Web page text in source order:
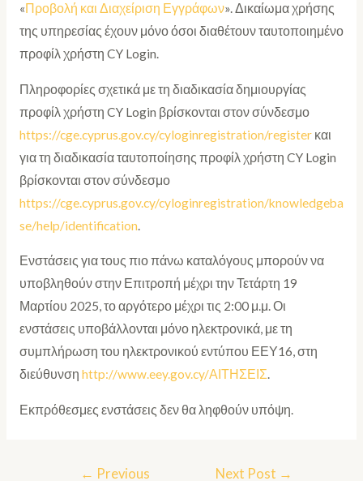
«Προβολή και Διαχείριση Εγγράφων». Δικαίωμα χρήσης
της υπηρεσίας έχουν μόνο όσοι διαθέτουν ταυτοποιημένο
προφίλ χρήστη CY Login.
Πληροφορίες σχετικά με τη διαδικασία δημιουργίας
προφίλ χρήστη CY Login βρίσκονται στον σύνδεσμο
https://cge.cyprus.gov.cy/cyloginregistration/registerκαι
για τη διαδικασία ταυτοποίησης προφίλ χρήστη CY Login
βρίσκονται στον σύνδεσμο
https://cge.cyprus.gov.cy/cyloginregistration/knowledgeba
se/help/identification.
Ενστάσεις για τους πιο πάνω καταλόγους μπορούν να
υποβληθούν στην Επιτροπή μέχρι την Τετάρτη 19
Μαρτίου 2025, το αργότερο μέχρι τις 2:00 μ.μ. Οι
ενστάσεις υποβάλλονται μόνο ηλεκτρονικά, με τη
συμπλήρωση του ηλεκτρονικού εντύπου ΕΕΥ16, στη
διεύθυνση http://www.eey.gov.cy/ΑΙΤΗΣΕΙΣ.
Εκπρόθεσμες ενστάσεις δεν θα ληφθούν υπόψη.
← Previous Next Post →